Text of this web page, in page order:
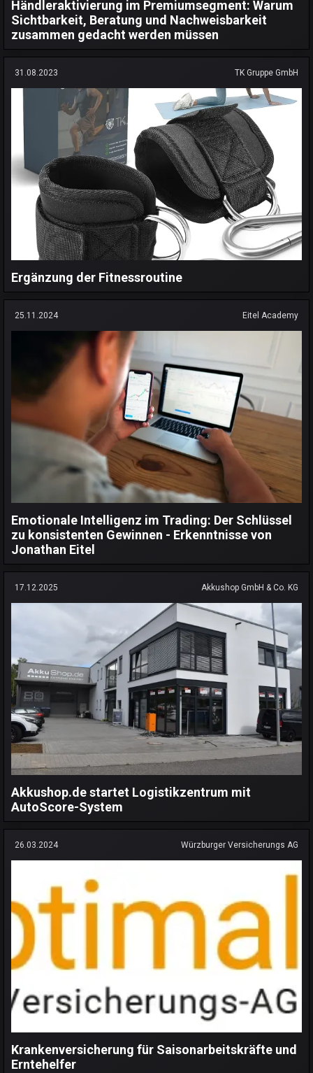
Händleraktivierung im Premiumsegment: Warum
Sichtbarkeit, Beratung und Nachweisbarkeit
zusammen gedacht werden müssen
31.08.2023 TK Gruppe GmbH
Ergänzung der Fitnessroutine
25.11.2024 Eitel Academy
Emotionale Intelligenz im Trading: Der Schlüssel
zu konsistenten Gewinnen - Erkenntnisse von
Jonathan Eitel
17.12.2025 Akkushop GmbH & Co. KG
Akkushop.de startet Logistikzentrum mit
AutoScore-System
26.03.2024 Würzburger Versicherungs AG
Krankenversicherung für Saisonarbeitskräfte und
Erntehelfer